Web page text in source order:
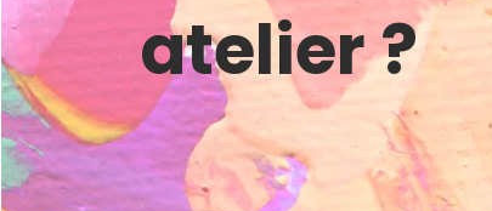
atelier ?